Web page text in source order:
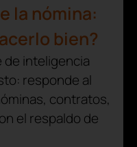
la nómina:
bien?
de inteligencia
responde al
contratos,
el respaldo de